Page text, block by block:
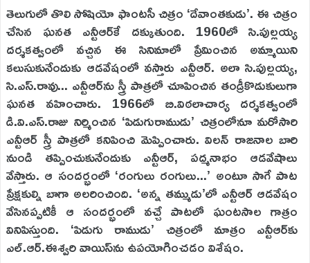
తెలుగులో తొలి సోషియో ఫాంటసీ చిత్రం ‘దేవాంతకుడు’. ఈ చిత్రం
చేసిన ఘనత ఎన్టీఆర్‌కే దక్కుతుంది. 1960లో సి.పుల్లయ్య
దర్శకత్వంలో వచ్చిన ఈ సినిమాలో ప్రేమించిన అమ్మాయిని
కలుసుకునేందుకు ఆడవేషంలో వస్తారు ఎన్టీఆర్‌. అలా సి.పుల్లయ్య,
సి.ఎస్‌.రావు... ఎన్టీఆర్‌ను స్త్రీ పాత్రలో చూపించిన తండ్రీకొడుకులుగా
ఘనత వహించారు. 1966లో బి.విఠలాచార్య దర్శకత్వంలో
డి.వి.ఎస్‌.రాజు నిర్మించిన ‘పిడుగురాముడు’ చిత్రంలోనూ మరోసారి
ఎన్టీఆర్‌ స్త్రీ పాత్రలో కనిపించి మెప్పించారు. విలన్‌ రాజనాల బారి
నుండి తప్పించుకునేందుకు ఎన్టీఆర్‌, పద్మనాభం ఆడవేషాలు
వేస్తారు. ఆ సందర్భంలో ‘రంగులు రంగులు...’ అంటూ సాగే పాట
ప్రేక్షకుల్ని బాగా అలరించింది. ‘అన్న తమ్ముడు’లో ఎన్టీఆర్‌ ఆడవేషం
వేసినప్పటికీ ఆ సందర్భంలో వచ్చే పాటలో ఘంటసాల గాత్రం
వినిపిస్తుంది. ‘పిడుగు రాముడు’ చిత్రంలో మాత్రం ఎన్టీఆర్‌కు
ఎల్‌.ఆర్‌.ఈశ్వరి వాయిస్‌ను ఉపయోగించడం విశేషం.